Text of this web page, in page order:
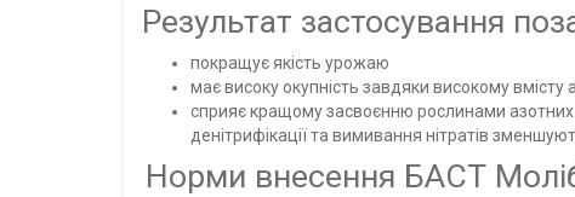
Результат застосування
покращує якість урожаю
має високу окупність завдяки високому
сприяє кращому засвоєнню рослинами азотних
денітрифікації та вимивання нітратів
Норми внесення БАСТ